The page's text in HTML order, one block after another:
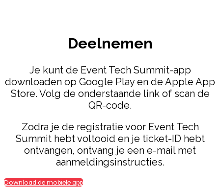
Deelnemen
Je kunt de Event Tech Summit-app
downloaden op Google Play en de Apple App
Store. Volg de onderstaande link of scan de
QR-code.
Zodra je de registratie voor Event Tech
Summit hebt voltooid en je ticket-ID hebt
ontvangen, ontvang je een e-mail met
aanmeldingsinstructies.
Download de mobiele app